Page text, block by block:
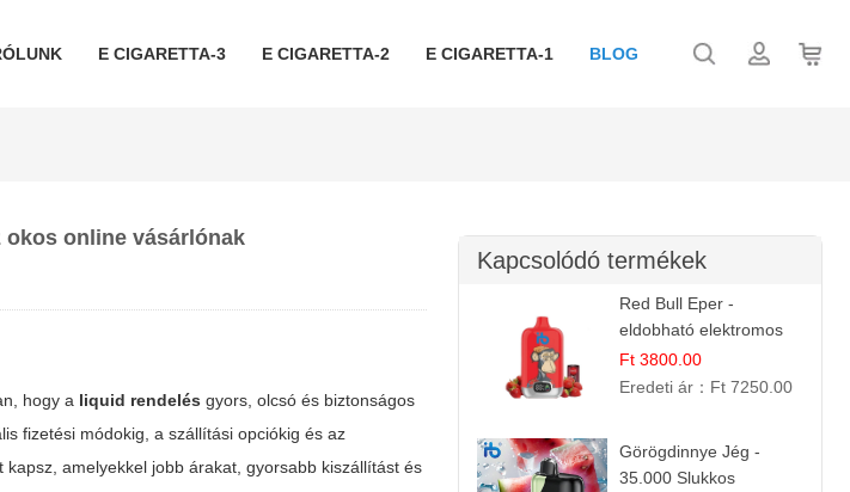
E CIGARETTA-3 E CIGARETTA-2 E CIGARETTA-1 BLOG
online vásárlónak
hogy a liquid rendelés gyors, olcsó és biztonságos
fizetési módokig, a szállítási opciókig és az
amelyekkel jobb árakat, gyorsabb kiszállítást és
Kapcsolódó termékek
Red Bull Eper -
eldobható elektromos
cigi | Energizáló
Gyümölcs Íz
Ft 3800.00
Eredeti ár： Ft 7250.00
Görögdinnye Jég -
35.000 Slukkos